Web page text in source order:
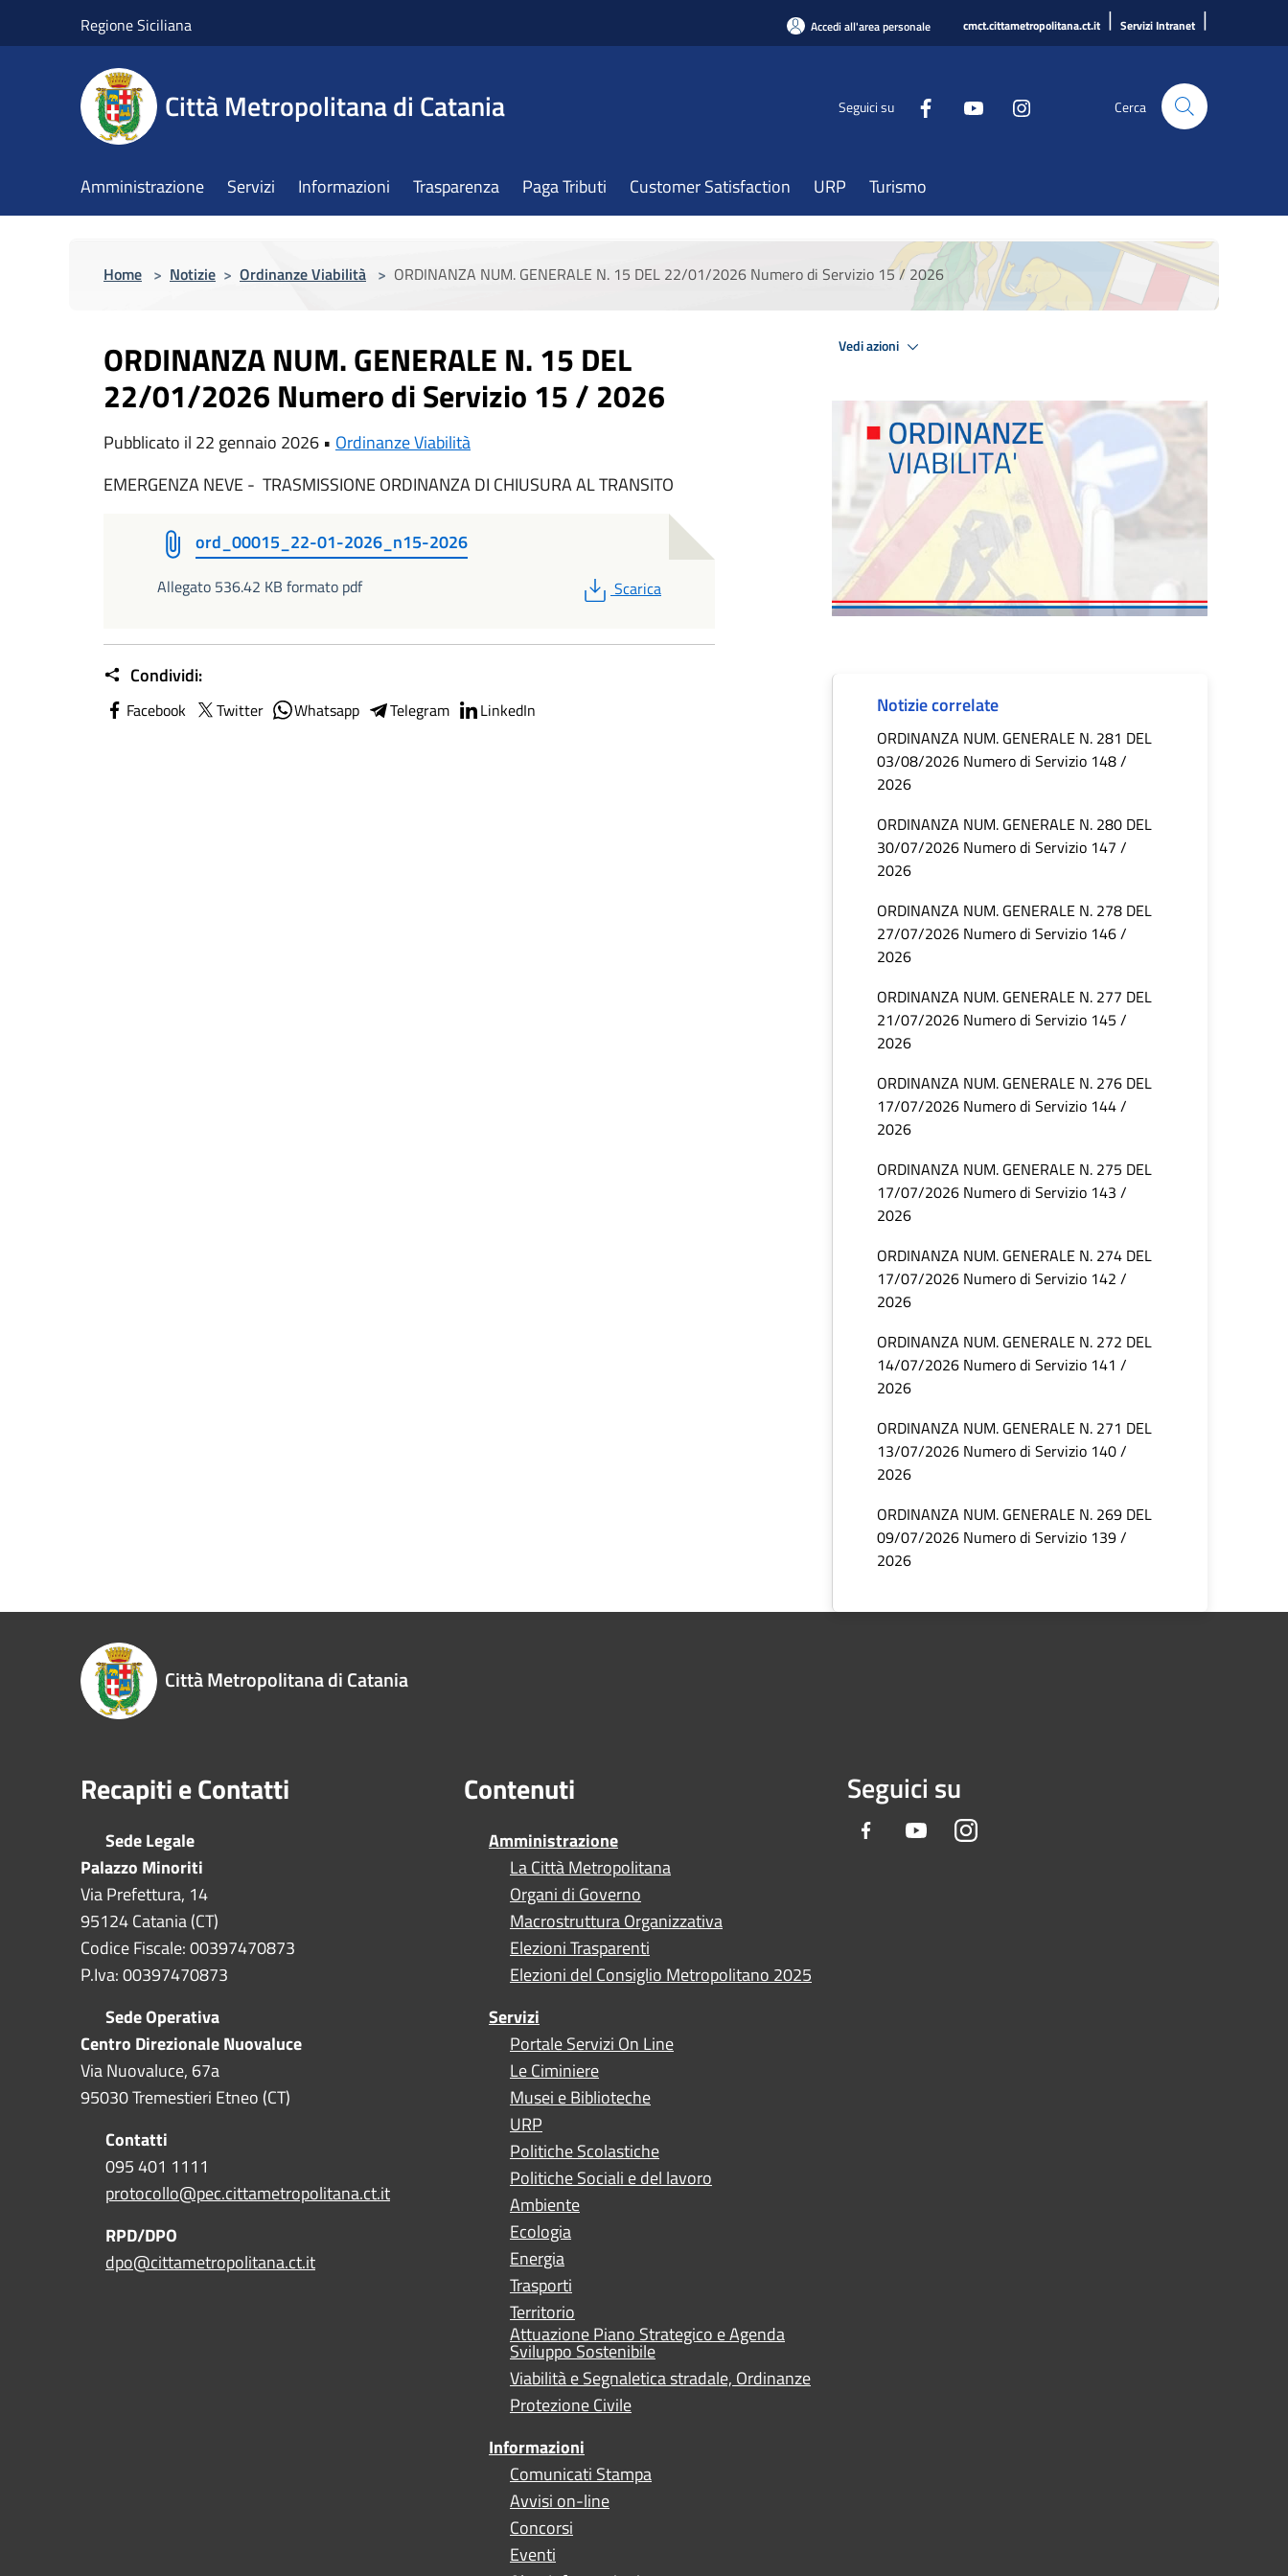
Regione Siciliana Accedi all'area personale cmct.cittametropolitana.ct.it | Servizi Intranet |
Città Metropolitana di Catania Seguici su Cerca
Amministrazione Servizi Informazioni Trasparenza Paga Tributi Customer Satisfaction URP Turismo
Home > Notizie > Ordinanze Viabilità > ORDINANZA NUM. GENERALE N. 15 DEL 22/01/2026 Numero di Servizio 15 / 2026
ORDINANZA NUM. GENERALE N. 15 DEL
22/01/2026 Numero di Servizio 15 / 2026
Pubblicato il 22 gennaio 2026 • Ordinanze Viabilità
EMERGENZA NEVE - TRASMISSIONE ORDINANZA DI CHIUSURA AL TRANSITO
ord_00015_22-01-2026_n15-2026
Allegato 536.42 KB formato pdf PDF
Scarica
Condividi:
Facebook Twitter Whatsapp Telegram LinkedIn
Vedi azioni
Notizie correlate
ORDINANZA NUM. GENERALE N. 281 DEL
03/08/2026 Numero di Servizio 148 /
2026
ORDINANZA NUM. GENERALE N. 280 DEL
30/07/2026 Numero di Servizio 147 /
2026
ORDINANZA NUM. GENERALE N. 278 DEL
27/07/2026 Numero di Servizio 146 /
2026
ORDINANZA NUM. GENERALE N. 277 DEL
21/07/2026 Numero di Servizio 145 /
2026
ORDINANZA NUM. GENERALE N. 276 DEL
17/07/2026 Numero di Servizio 144 /
2026
ORDINANZA NUM. GENERALE N. 275 DEL
17/07/2026 Numero di Servizio 143 /
2026
ORDINANZA NUM. GENERALE N. 274 DEL
17/07/2026 Numero di Servizio 142 /
2026
ORDINANZA NUM. GENERALE N. 272 DEL
14/07/2026 Numero di Servizio 141 /
2026
ORDINANZA NUM. GENERALE N. 271 DEL
13/07/2026 Numero di Servizio 140 /
2026
ORDINANZA NUM. GENERALE N. 269 DEL
09/07/2026 Numero di Servizio 139 /
2026
Città Metropolitana di Catania
Recapiti e Contatti
Sede Legale
Palazzo Minoriti
Via Prefettura, 14
95124 Catania (CT)
Codice Fiscale: 00397470873
P.Iva: 00397470873
Sede Operativa
Centro Direzionale Nuovaluce
Via Nuovaluce, 67a
95030 Tremestieri Etneo (CT)
Contatti
095 401 1111
protocollo@pec.cittametropolitana.ct.it
RPD/DPO
dpo@cittametropolitana.ct.it
Contenuti
Amministrazione
La Città Metropolitana
Organi di Governo
Macrostruttura Organizzativa
Elezioni Trasparenti
Elezioni del Consiglio Metropolitano 2025
Servizi
Portale Servizi On Line
Le Ciminiere
Musei e Biblioteche
URP
Politiche Scolastiche
Politiche Sociali e del lavoro
Ambiente
Ecologia
Energia
Trasporti
Territorio
Attuazione Piano Strategico e Agenda
Sviluppo Sostenibile
Viabilità e Segnaletica stradale, Ordinanze
Protezione Civile
Informazioni
Comunicati Stampa
Avvisi on-line
Concorsi
Eventi
Seguici su
Facebook YoutubeInstagram